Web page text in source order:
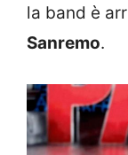
la band è
Sanremo.